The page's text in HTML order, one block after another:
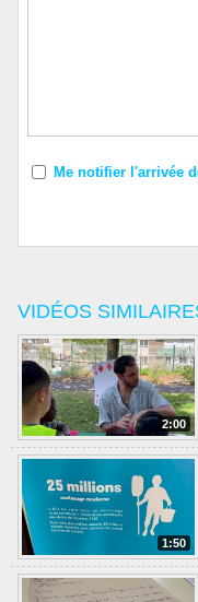
VIDÉOS
2:00
1:50
Me notifier l'arrivée